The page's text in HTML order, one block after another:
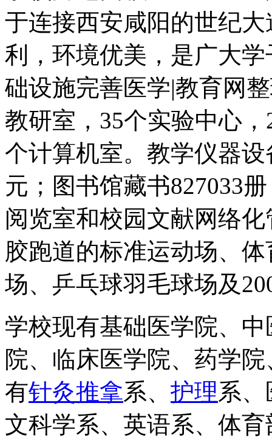
于连接西安咸阳的世纪
利，环境优美，是广大
础设施完善医学|教育网
教研室，35个实验中心
个计算机室。教学仪器设
元；图书馆藏书827033
阅览室和校园文献网络
胶跑道的标准运动场、
场、乒乓球羽毛球场及
学校现有基础医学院、
院、临床医学院、药学
有针灸推拿系、 护理系
文科学系、英语系、体